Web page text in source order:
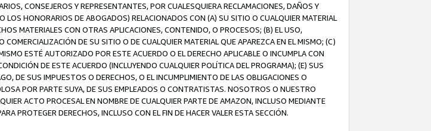
CONSEJEROS Y REPRESENTANTES, POR CUALESQUIERA RECLAMACIONES, DAÑOS Y
HONORARIOS DE ABOGADOS) RELACIONADOS CON (A) SU SITIO O CUALQUIER MATERIAL
MATERIALES CON OTRAS APLICACIONES, CONTENIDO, O PROCESOS; (B) EL USO,
DE SU SITIO O DE CUALQUIER MATERIAL QUE APAREZCA EN EL MISMO; (C)
ESTÉ AUTORIZADO POR ESTE ACUERDO O EL DERECHO APLICABLE O INCUMPLA CON
DE ESTE ACUERDO (INCLUYENDO CUALQUIER POLÍTICA DEL PROGRAMA); (E) SUS
DE SUS IMPUESTOS O DERECHOS, O EL INCUMPLIMIENTO DE LAS OBLIGACIONES O
POR PARTE SUYA, DE SUS EMPLEADOS O CONTRATISTAS. NOSOTROS O NUESTRO
ACTO PROCESAL EN NOMBRE DE CUALQUIER PARTE DE AMAZON, INCLUSO MEDIANTE
PROTEGER DERECHOS, INCLUSO CON EL FIN DE HACER VALER ESTA SECCIÓN.